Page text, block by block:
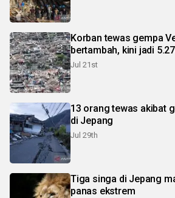
Korban tewas gempa
bertambah, kini jadi
Jul 21st
13 orang tewas akibat
di Jepang
Jul 29th
Tiga singa di Jepang
panas ekstrem